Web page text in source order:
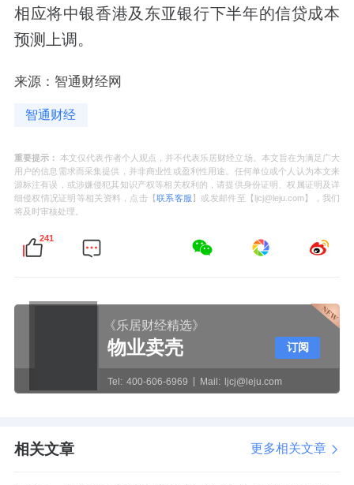
相应将中银香港及东亚银行下半年的信贷成本
预测上调。
来源：智通财经网
智通财经
重要提示： 本文仅代表作者个人观点，并不代表乐居财经立场。本文旨在为满足广大
用户的信息需求而采集提供，并非商业性或盈利性用途。任何单位或个人认为本文来
源标注有误，或涉嫌侵犯其知识产权等相关权利的，请提供身份证明、权属证明及详
细侵权情况证明等相关资料，点击【联系客服 】或发邮件至【ljcj@leju.com】，我们
将及时审核处理。
241
《乐居财经精选》
物业卖壳
Tel: 400-606-6969 Mail: ljcj@leju.com
订阅
相关文章 更多相关文章